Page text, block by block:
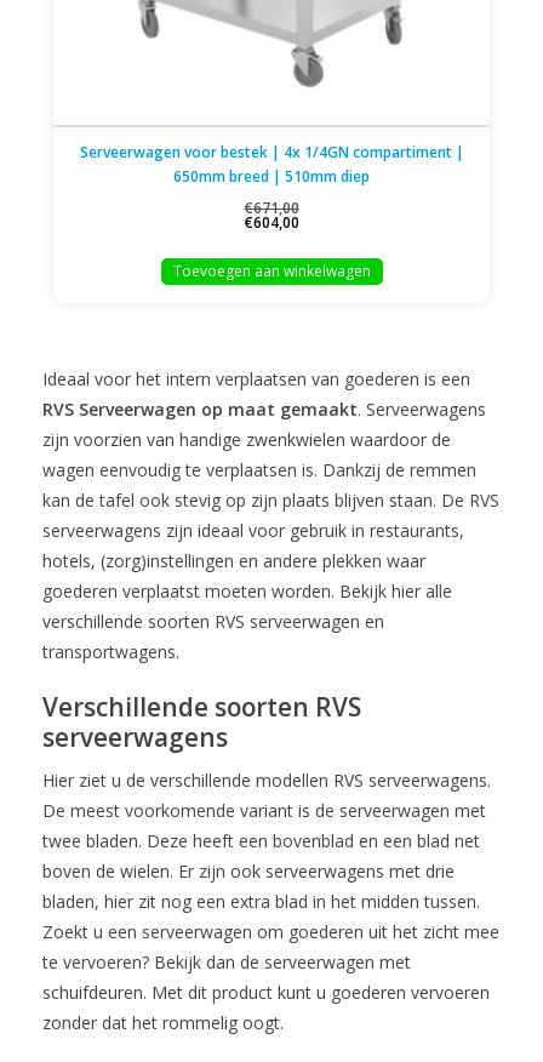
Serveerwagen voor bestek | 4x 1/4GN compartiment |
650mm breed | 510mm diep
€671,00
€604,00
Toevoegen aan winkelwagen
Ideaal voor het intern verplaatsen van goederen is een
RVS Serveerwagen op maat gemaakt. Serveerwagens
zijn voorzien van handige zwenkwielen waardoor de
wagen eenvoudig te verplaatsen is. Dankzij de remmen
kan de tafel ook stevig op zijn plaats blijven staan. De RVS
serveerwagens zijn ideaal voor gebruik in restaurants,
hotels, (zorg)instellingen en andere plekken waar
goederen verplaatst moeten worden. Bekijk hier alle
verschillende soorten RVS serveerwagen en
transportwagens.
Verschillende soorten RVS
serveerwagens
Hier ziet u de verschillende modellen RVS serveerwagens.
De meest voorkomende variant is de serveerwagen met
twee bladen. Deze heeft een bovenblad en een blad net
boven de wielen. Er zijn ook serveerwagens met drie
bladen, hier zit nog een extra blad in het midden tussen.
Zoekt u een serveerwagen om goederen uit het zicht mee
te vervoeren? Bekijk dan de serveerwagen met
schuifdeuren. Met dit product kunt u goederen vervoeren
zonder dat het rommelig oogt.